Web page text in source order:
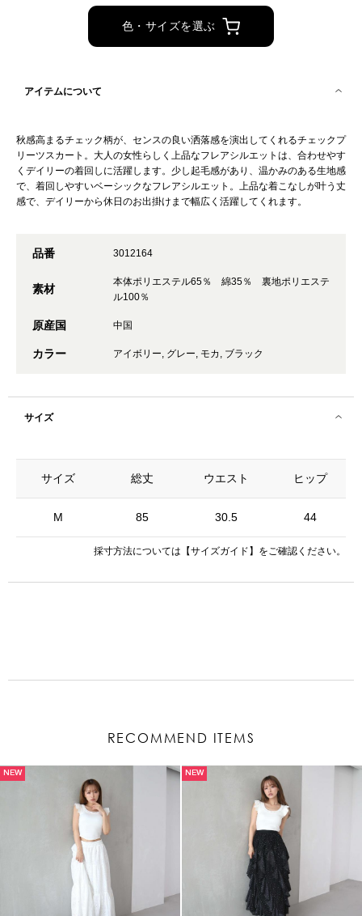
色・サイズを選ぶ
アイテムについて
秋感高まるチェック柄が、センスの良い洒落感を演出してくれるチェックプ
リーツスカート。大人の女性らしく上品なフレアシルエットは、合わせやす
くデイリーの着回しに活躍します。少し起毛感があり、温かみのある生地感
で、着回しやすいベーシックなフレアシルエット。上品な着こなしが叶う丈
感で、デイリーから休日のお出掛けまで幅広く活躍してくれます。
品番 3012164
素材
本体ポリエステル65％ 綿35％ 裏地ポリエステ
ル100％
原産国 中国
カラー アイボリー, グレー, モカ, ブラック
サイズ
サイズ
M
総丈 ウエスト ヒップ
85 30.5 44
採寸方法については 【サイズガイド】 をご確認ください。
RECOMMEND ITEMS
NEW NEW